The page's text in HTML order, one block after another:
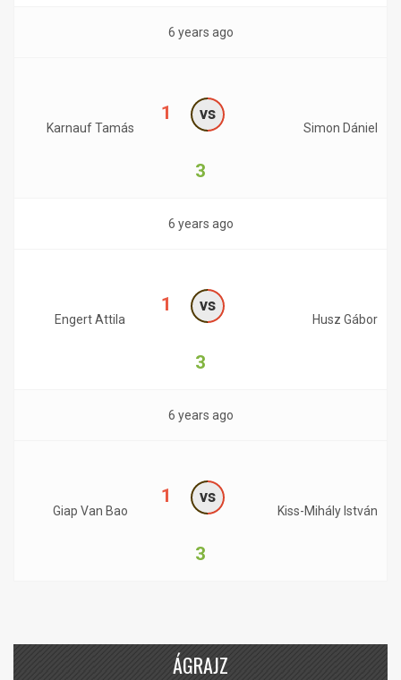
6 years ago
Karnauf Tamás
1 vs
3
Simon Dániel
6 years ago
Engert Attila
1 vs
3
Husz Gábor
6 years ago
Giap Van Bao
1 vs
3
Kiss-Mihály István
ÁGRAJZ